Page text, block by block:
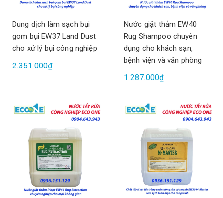
Dung dịch làm sạch bụi
gom bụi EW37 Land Dust
cho xử lý bụi công nghiệp
2.351.000₫
Nước giặt thảm EW40
Rug Shampoo chuyên
dụng cho khách sạn,
bệnh viện và văn phòng
1.287.000₫